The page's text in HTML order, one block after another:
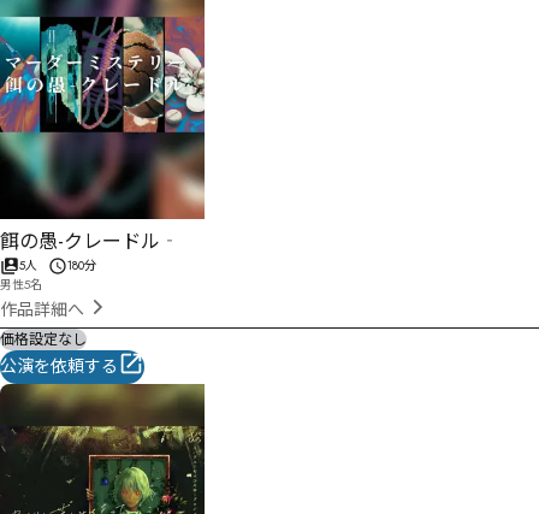
餌の愚-クレードル‐
5人
男性5名
180分
作品詳細へ
価格設定なし
公演を依頼する